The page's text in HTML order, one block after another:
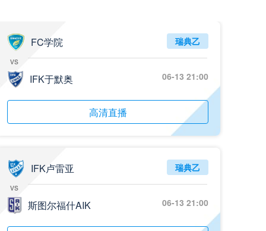
FC学院
vs
IFK于默奥
瑞典乙
06-13 21:00
高清直播
IFK卢雷亚
vs
斯图尔福什AIK
瑞典乙
06-13 21:00